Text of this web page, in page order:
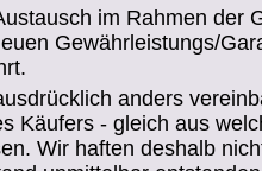
im Rahmen der
Gewährleistungs/
anders
Käufers - gleich aus
Wir haften deshalb